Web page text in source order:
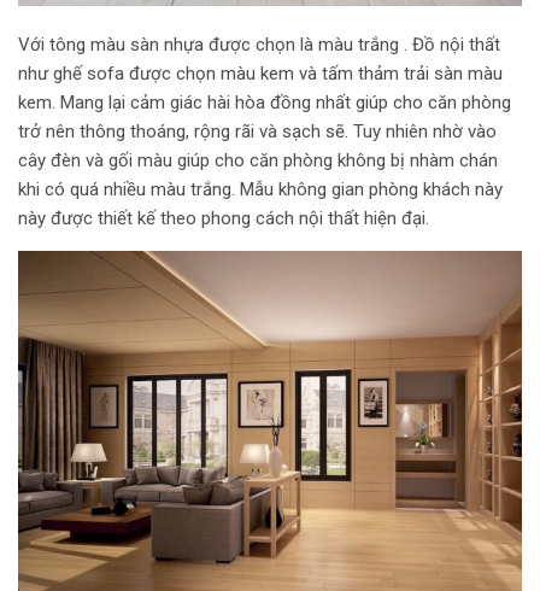
Với tông màu sàn nhựa được chọn là màu trắng . Đồ nội thất
như ghế sofa được chọn màu kem và tấm thảm trải sàn màu
kem. Mang lại cảm giác hài hòa đồng nhất giúp cho căn phòng
trở nên thông thoáng, rộng rãi và sạch sẽ. Tuy nhiên nhờ vào
cây đèn và gối màu giúp cho căn phòng không bị nhàm chán
khi có quá nhiều màu trắng. Mẫu không gian phòng khách này
này được thiết kế theo phong cách nội thất hiện đại.